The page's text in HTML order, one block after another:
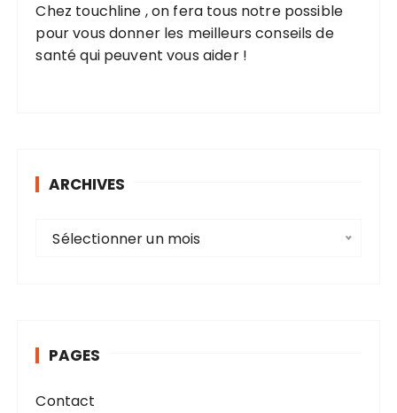
Chez touchline , on fera tous notre possible
pour vous donner les meilleurs conseils de
santé qui peuvent vous aider !
ARCHIVES
e
Sélectionner un mois
PAGES
Contact